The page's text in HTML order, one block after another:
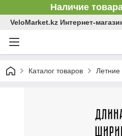
Наличие
VeloMarket.kz Интернет-
Каталог товаров Летние